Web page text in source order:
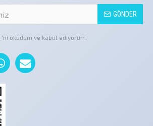
GÖNDER
'ni okudum ve kabul ediyorum.